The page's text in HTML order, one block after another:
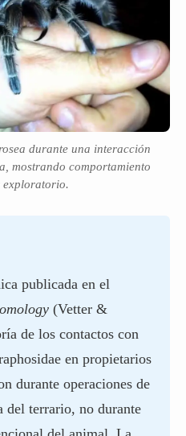
durante una interacción
mostrando comportamiento
publicada en el
(Vetter &
de los contactos con
en propietarios
durante operaciones de
del terrario, no durante